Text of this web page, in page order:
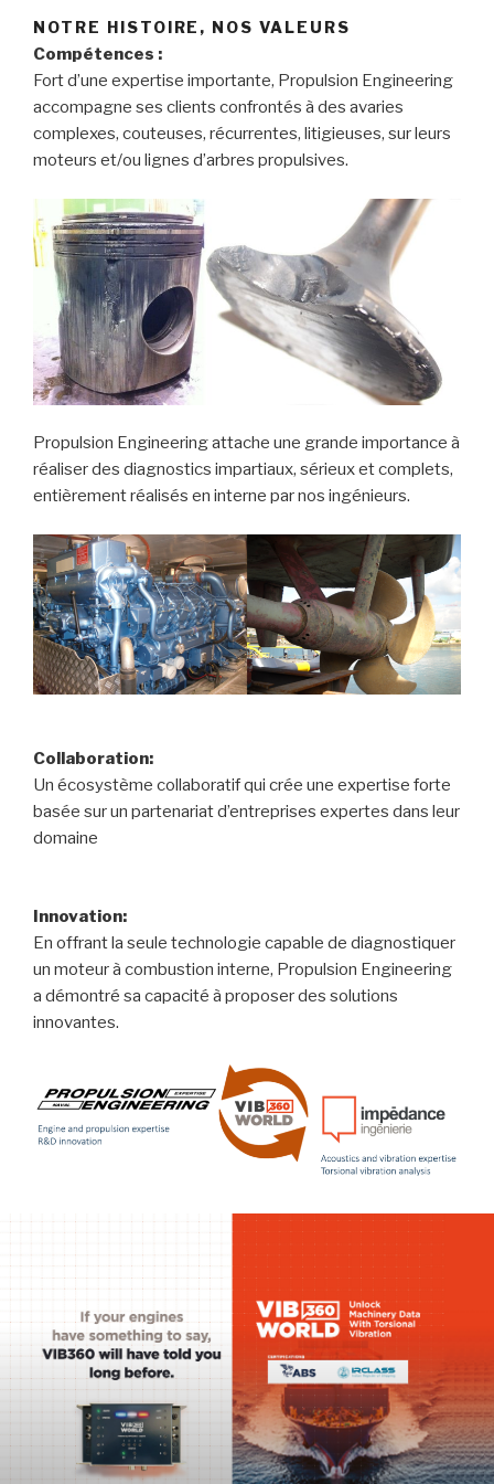
NOTRE HISTOIRE, NOS VALEURS
Compétences :
Fort d’une expertise importante, Propulsion Engineering
accompagne ses clients confrontés à des avaries
complexes, couteuses, récurrentes, litigieuses, sur leurs
moteurs et/ou lignes d’arbres propulsives.
Propulsion Engineering attache une grande importance à
réaliser des diagnostics impartiaux, sérieux et complets,
entièrement réalisés en interne par nos ingénieurs.
Collaboration:
Un écosystème collaboratif qui crée une expertise forte
basée sur un partenariat d’entreprises expertes dans leur
domaine
Innovation:
En offrant la seule technologie capable de diagnostiquer
un moteur à combustion interne, Propulsion Engineering
a démontré sa capacité à proposer des solutions
innovantes.